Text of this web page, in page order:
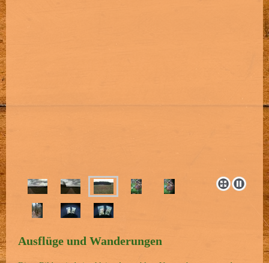
Ausflüge und Wanderungen